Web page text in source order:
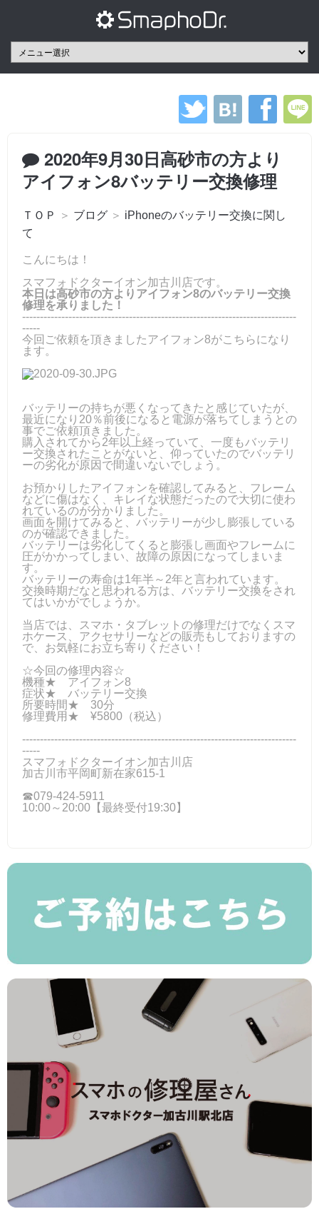
2020年9月30日高砂市の方より
アイフォン8バッテリー交換修理
ＴＯＰ ＞ ブログ ＞ iPhoneのバッテリー交換に関し
て
こんにちは！
スマフォドクターイオン加古川店です。
本日は高砂市の方よりアイフォン8のバッテリー交換
修理を承りました！
-----------------------------------------------------------------------------
-----
今回ご依頼を頂きましたアイフォン8がこちらになり
ます。
バッテリーの持ちが悪くなってきたと感じていたが、
最近になり20％前後になると電源が落ちてしまうとの
事でご依頼頂きました。
購入されてから2年以上経っていて、一度もバッテリ
ー交換されたことがないと、仰っていたのでバッテリ
ーの劣化が原因で間違いないでしょう。
お預かりしたアイフォンを確認してみると、フレーム
などに傷はなく、キレイな状態だったので大切に使わ
れているのが分かりました。
画面を開けてみると、バッテリーが少し膨張している
のが確認できました。
バッテリーは劣化してくると膨張し画面やフレームに
圧がかかってしまい、故障の原因になってしまいま
す。
バッテリーの寿命は1年半～2年と言われています。
交換時期だなと思われる方は、バッテリー交換をされ
てはいかがでしょうか。
当店では、スマホ・タブレットの修理だけでなくスマ
ホケース、アクセサリーなどの販売もしておりますの
で、お気軽にお立ち寄りください！
☆今回の修理内容☆
機種★ アイフォン8
症状★ バッテリー交換
所要時間★ 30分
修理費用★ ¥5800（税込）
-----------------------------------------------------------------------------
-----
スマフォドクターイオン加古川店
加古川市平岡町新在家615-1
☎079-424‐5911
10:00～20:00【最終受付19:30】